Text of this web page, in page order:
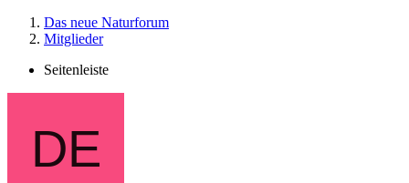
Das neue Naturforum
Mitglieder
Seitenleiste